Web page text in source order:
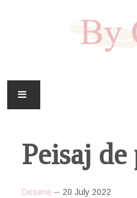
CASA
Peisaj
Desene 20 July 2022